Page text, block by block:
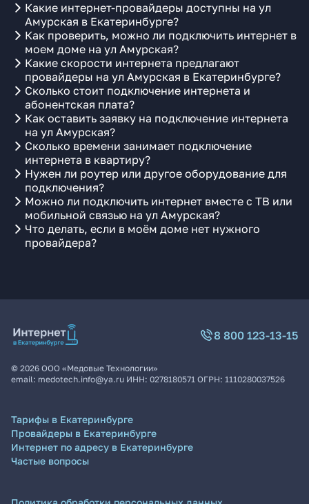
Какие интернет-провайдеры доступны на ул
Амурская в Екатеринбурге?
Как проверить, можно ли подключить интернет в
моем доме на ул Амурская?
Какие скорости интернета предлагают
провайдеры на ул Амурская в Екатеринбурге?
Сколько стоит подключение интернета и
абонентская плата?
Как оставить заявку на подключение интернета
на ул Амурская?
Сколько времени занимает подключение
интернета в квартиру?
Нужен ли роутер или другое оборудование для
подключения?
Можно ли подключить интернет вместе с ТВ или
мобильной связью на ул Амурская?
Что делать, если в моём доме нет нужного
провайдера?
8 800 123-13-15
© 2026 ООО «Медовые Технологии»
email: medotech.info@ya.ru ИНН: 0278180571 ОГРН: 1110280037526
Тарифы в Екатеринбурге
Провайдеры в Екатеринбурге
Интернет по адресу в Екатеринбурге
Частые вопросы